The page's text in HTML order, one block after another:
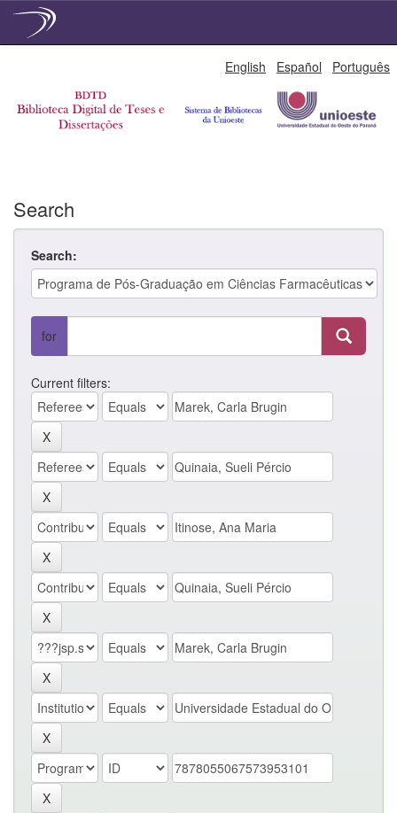
English Español Português
Search
Search:
for
Current filters: